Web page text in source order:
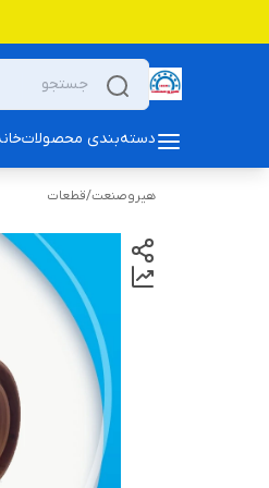
دسته‌بندی محصولات
هیروصنعت/قطعات